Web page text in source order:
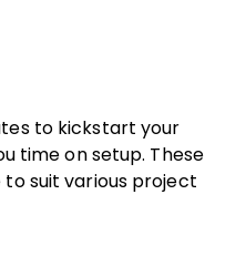
to kickstart your
time on setup. These
suit various project